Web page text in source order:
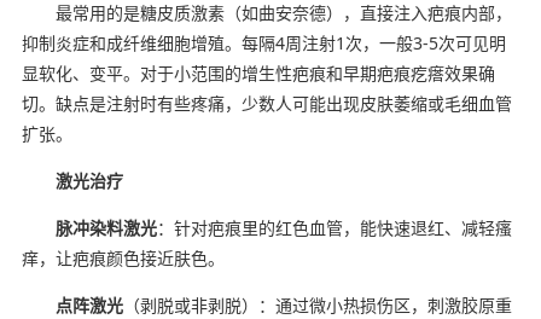
最常用的是糖皮质激素（如曲安奈德），直接注入疤痕内部，
抑制炎症和成纤维细胞增殖。每隔4周注射1次，一般3-5次可见明
显软化、变平。对于小范围的增生性疤痕和早期疤痕疙瘩效果确
切。缺点是注射时有些疼痛，少数人可能出现皮肤萎缩或毛细血管
扩张。
激光治疗
脉冲染料激光：针对疤痕里的红色血管，能快速退红、减轻瘙
痒，让疤痕颜色接近肤色。
点阵激光（剥脱或非剥脱）：通过微小热损伤区，刺激胶原重